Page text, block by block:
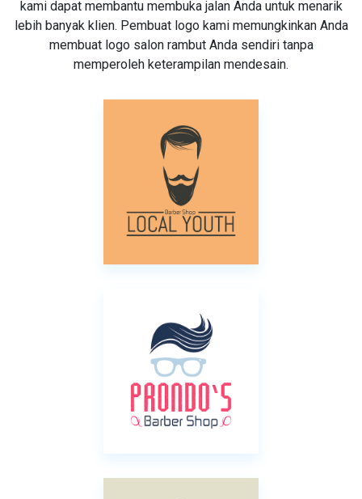
kami dapat membantu membuka jalan Anda untuk menarik
lebih banyak klien. Pembuat logo kami memungkinkan Anda
membuat logo salon rambut Anda sendiri tanpa
memperoleh keterampilan mendesain.